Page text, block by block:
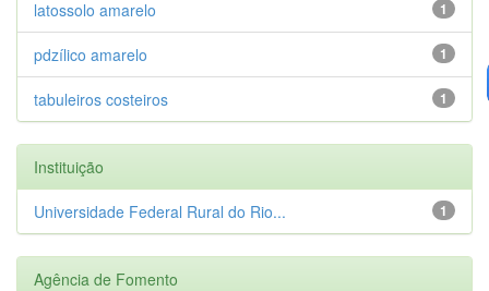
1
latossolo amarelo
1
pdzílico amarelo
1
tabuleiros costeiros
Instituição
1
Universidade Federal Rural do Rio...
Agência de Fomento